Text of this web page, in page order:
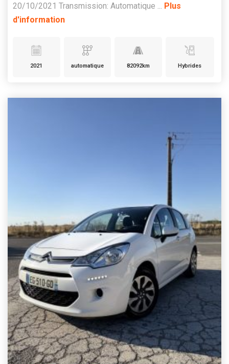
20/10/2021 Transmission: Automatique ... Plus
d'information
2021 automatique 82092km Hybrides